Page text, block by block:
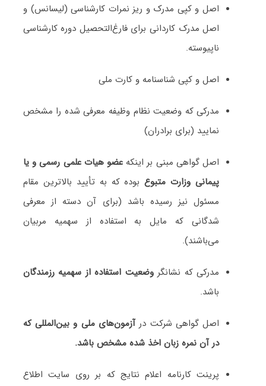
اصل و کپی مدرک و ریز نمرات کارشناسی (لیسانس) و
اصل مدرک کاردانی برای فارغ‌التحصیل دوره کارشناسی
ناپیوسته.
اصل و کپی شناسنامه و کارت ملی
مدرکی که وضعیت نظام وظیفه معرفی شده را مشخص
نمایید (برای برادران)
اصل گواهی مبنی بر اینکه عضو هیات علمی رسمی و یا
پیمانی وزارت متبوعبوده که به تأیید بالاترین مقام
مسئول نیز رسیده باشد (برای آن دسته از معرفی
شدگانی که مایل به استفاده از سهمیه مربیان
می‌باشند).
مدرکی که نشانگروضعیت استفاده از سهمیه رزمندگان
باشد.
اصل گواهی شرکت درآزمون‌های ملی و بین‌المللی که
در آن نمره زبان اخذ شده مشخص باشد.
پرینت کارنامه اعلام نتایج که بر روی سایت اطلاع